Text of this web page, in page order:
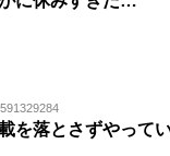
を落とさずやって